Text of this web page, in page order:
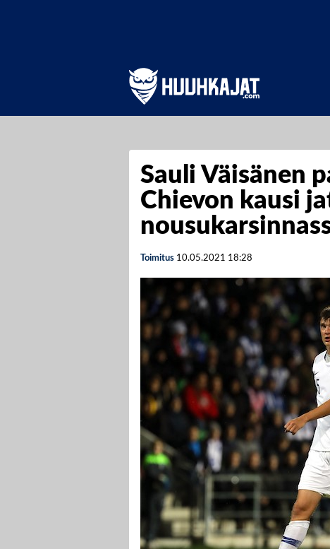
Sauli Väisänen
Chievon kausi
Toimitus 10.05.2021 18:28